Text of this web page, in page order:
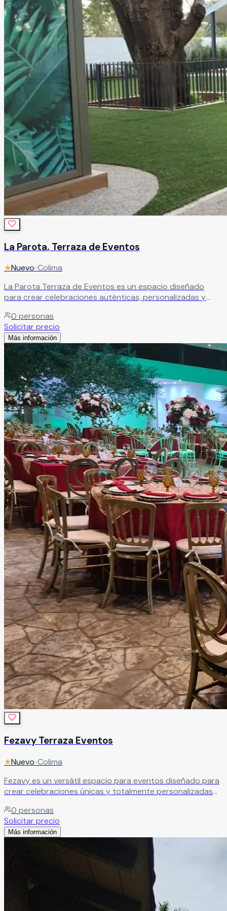
La Parota, Terraza de Eventos
★Nuevo•Colima
La Parota Terraza de Eventos es un espacio diseñado
para crear celebraciones auténticas, personalizadas y
transforma en una experiencia única, pensada para reflejar
el estilo, esencia y personalidad de cada celebración. Su
ambiente elegante y acogedor es ideal para bodas, XV
años, aniversarios, cumpleaños, reuniones familiares y
eventos sociales especiales.Leer más
0 personas
Solicitar precio
Más información
Fezavy Terraza Eventos
★Nuevo•Colima
Fezavy es un versátil espacio para eventos diseñado para
crear celebraciones únicas y totalmente personalizadas
instalaciones y facilidades, este recinto es ideal para
bodas, XV años, aniversarios, graduaciones, eventos
corporativos y reuniones sociales, ofreciendo un entorno
elegante y adaptable a diferentes estilos y necesidades.
0 personas
Solicitar precio
Más información